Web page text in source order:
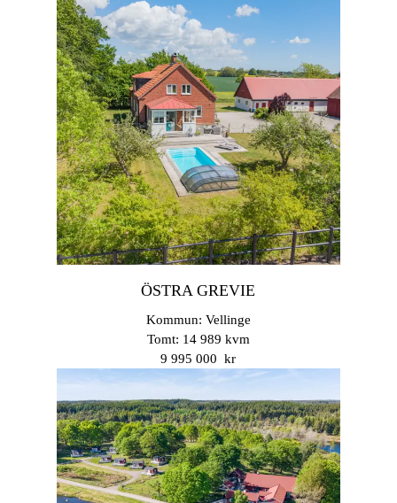
ÖSTRA GREVIE
Kommun: Vellinge
Tomt: 14 989 kvm
9 995 000 kr